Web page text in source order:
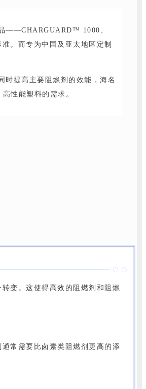
——CHARGUARD™ 1000、
。而专为中国及亚太地区定制
提高主要阻燃剂的效能，海名
性能塑料的需求。
变。这使得高效的阻燃剂和阻燃
常需要比卤素类阻燃剂更高的添